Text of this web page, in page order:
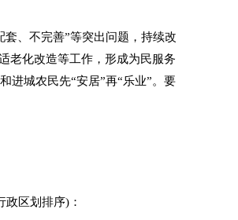
、不完善”等突出问题，持续改
老化改造等工作，形成为民服务
进城农民先“安居”再“乐业”。要
区划排序)：